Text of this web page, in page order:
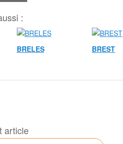
:
BRELES
BREST
article